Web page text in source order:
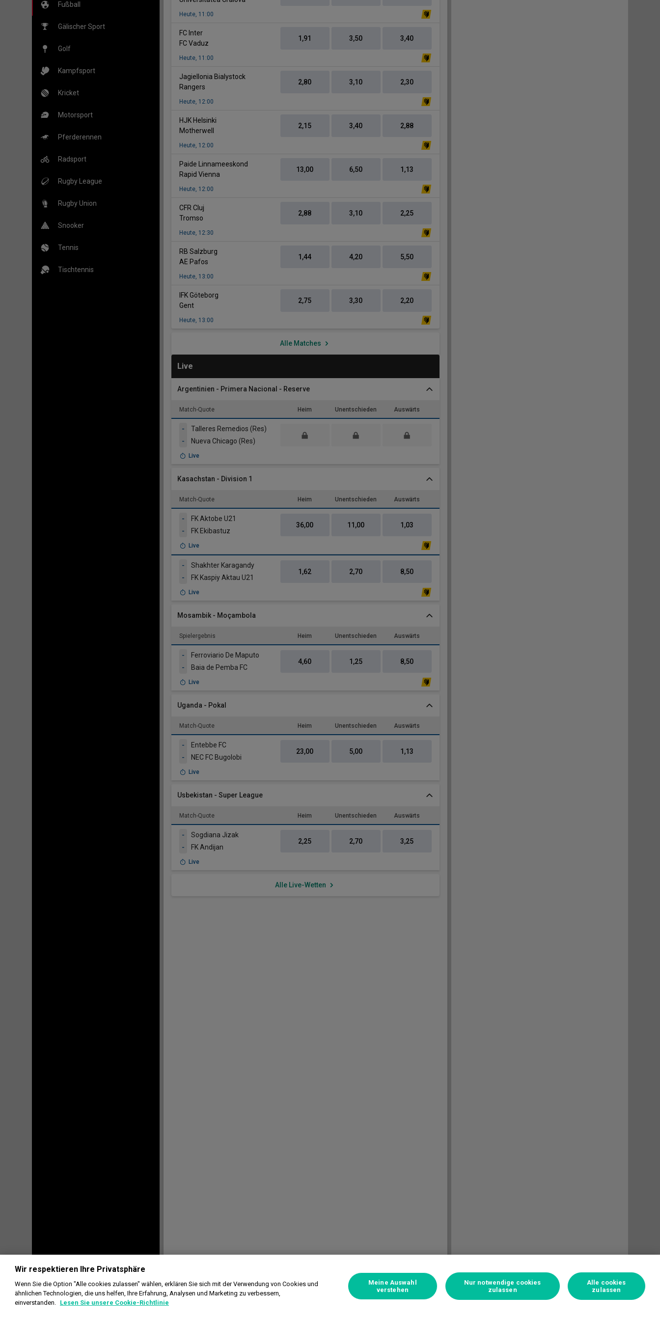
Fußball
Gälischer Sport
Golf
Kampfsport
Kricket
Motorsport
Pferderennen
Radsport
Rugby League
Rugby Union
Snooker
Tennis
Tischtennis
Heute, 11:00
FC Inter-
FC Vaduz
1,91 3,50 3,40
Heute, 11:00
Jagiellonia Bialystock
Rangers
2,80 3,10 2,30
Heute, 12:00
HJK Helsinki
Motherwell
2,15 3,40 2,88
Heute, 12:00
Paide Linnameeskond
Rapid Vienna
13,00 6,50 1,13
Heute, 12:00
CFR Cluj
Tromso
2,88 3,10 2,25
Heute, 12:30
RB Salzburg
AE Pafos
1,44 4,20 5,50
Heute, 13:00
IFK Göteborg
Gent
2,75 3,30 2,20
Heute, 13:00
Alle Matches
Live
Argentinien - Primera Nacional - Reserve
Match-Quote Heim Unentschieden Auswärts
Talleres Remedios (Res)
Nueva Chicago (Res)
-
-
Live
Kasachstan - Division 1
Match-Quote Heim Unentschieden Auswärts
FK Aktobe U21
FK Ekibastuz
-
-
36,00 11,00 1,03
Live
Shakhter Karagandy
FK Kaspiy Aktau U21
-
-
1,62 2,70 8,50
Live
Mosambik - Moçambola
Spielergebnis Heim Unentschieden Auswärts
Ferroviario De Maputo
Baia de Pemba FC
-
-
4,60 1,25 8,50
Live
Uganda - Pokal
Match-Quote Heim Unentschieden Auswärts
Entebbe FC
NEC FC Bugolobi
-
-
23,00 5,00 1,13
Live
Usbekistan - Super League
Match-Quote Heim Unentschieden Auswärts
Sogdiana Jizak
FK Andijan
-
-
2,25 2,70 3,25
Live
Alle Live-Wetten
Einloggen und wetten
Wir respektieren Ihre Privatsphäre
Wenn Sie die Option "Alle cookies zulassen" wählen, erklären Sie sich mit der Verwendung von Cookies und
ähnlichen Technologien, die uns helfen, Ihre Erfahrung, Analysen und Marketing zu verbessern,
einverstanden. Lesen Sie unsere Cookie-Richtlinie
Meine Auswahl
verstehen
Nur notwendige cookies
zulassen
Alle cookies
zulassen